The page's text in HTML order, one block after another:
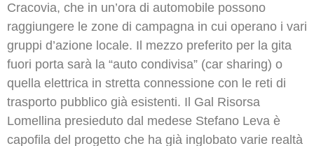
Cracovia, che in un’ora di automobile possono
raggiungere le zone di campagna in cui operano i vari
gruppi d’azione locale. Il mezzo preferito per la gita
fuori porta sarà la “auto condivisa” (car sharing) o
quella elettrica in stretta connessione con le reti di
trasporto pubblico già esistenti. Il Gal Risorsa
Lomellina presieduto dal medese Stefano Leva è
capofila del progetto che ha già inglobato varie realtà